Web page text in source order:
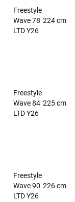
Freestyle
Wave 78
LTD Y26
224 cm
Freestyle
Wave 84
LTD Y26
225 cm
Freestyle
Wave 90
LTD Y26
226 cm